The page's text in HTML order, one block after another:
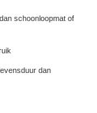
schoonloopmat of
dan